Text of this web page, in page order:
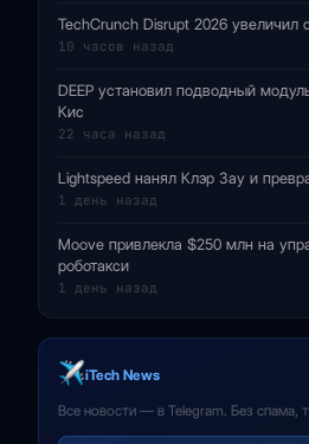
TechCrunch Disrupt 2026
10 часов назад
DEEP установил подводный
Кис
22 часа назад
Lightspeed нанял Клэр Зау и
1 день назад
Moove привлекла $250 млн на
роботакси
1 день назад
iTech News
Все новости — в Telegram. Без спама,